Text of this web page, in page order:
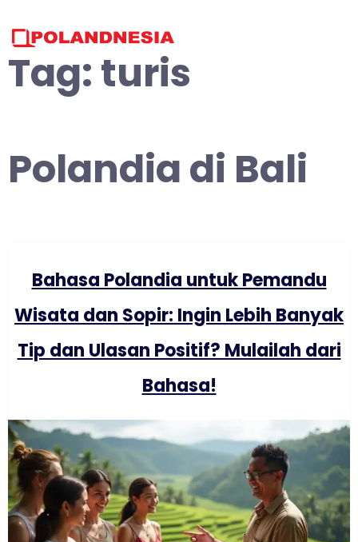
content
Tag:turis
Polandia di Bali
Bahasa Polandia untuk Pemandu
Wisata dan Sopir: Ingin Lebih Banyak
Tip dan Ulasan Positif? Mulailah dari
Bahasa!